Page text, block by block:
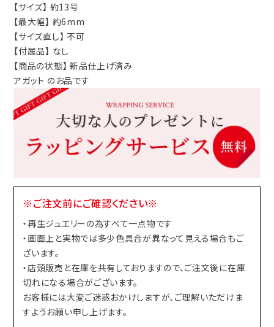
【サイズ】 約13号
【最大幅】 約6mm
【サイズ直し】 不可
【付属品】 なし
【商品の状態】 新品仕上げ済み
アガット のお品です
※ご注文前にご確認ください※
・再生ジュエリーの為すべて一点物です
・画面上と実物では多少色具合が異なって見える場合もご
ざいます。
・店頭販売と在庫を共有しておりますので、ご注文後に在庫
切れになる場合がございます。
お客様には大変ご迷惑おかけしますが、ご理解いただけま
すようお願い申し上げます。